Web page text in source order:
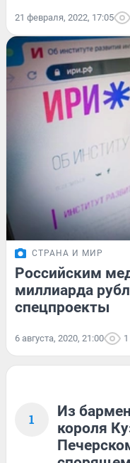
21 февраля, 2022, 17:05
СТРАНА И МИР
Российским
миллиарда
спецпроекты
6 августа, 2020, 21:00
1
Из
короля